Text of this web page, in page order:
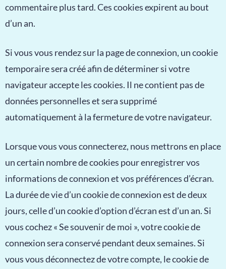
commentaire plus tard. Ces cookies expirent au bout
d’un an.
Si vous vous rendez sur la page de connexion, un cookie
temporaire sera créé afin de déterminer si votre
navigateur accepte les cookies. Il ne contient pas de
données personnelles et sera supprimé
automatiquement à la fermeture de votre navigateur.
Lorsque vous vous connecterez, nous mettrons en place
un certain nombre de cookies pour enregistrer vos
informations de connexion et vos préférences d’écran.
La durée de vie d’un cookie de connexion est de deux
jours, celle d’un cookie d’option d’écran est d’un an. Si
vous cochez « Se souvenir de moi », votre cookie de
connexion sera conservé pendant deux semaines. Si
vous vous déconnectez de votre compte, le cookie de